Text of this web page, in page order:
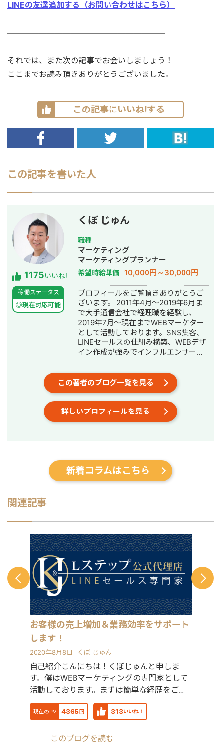
LINEの友達追加する（お問い合わせはこちら）
————————————————————
それでは、また次の記事でお会いしましょう！
ここまでお読み頂きありがとうございました。
この記事にいいね!する
この記事を書いた人
1175いいね!
稼働ステータス
◎現在対応可能
くぼ じゅん
職種
マーケティング
マーケティングプランナー
希望時給単価 10,000円～30,000円
プロフィールをご覧頂きありがとうご
ざいます。 2011年4月～2019年6月ま
で大手通信会社で経理職を経験し、
2019年7月～現在までWEBマーケター
として活動しております。SNS集客、
LINEセールスの仕組み構築、WEBデザ
イン作成が強みでインフルエンサーの
などの実績がございます。
この著者のブログ一覧を見る
詳しいプロフィールを見る
新着コラムはこちら
関連記事
お客様の売上増加＆業務効率をサポート
します！
2020年8月8日 くぼ じゅん
現在のPV 4365回 313いいね！
自己紹介こんにちは！くぼじゅんと申しま
す。僕はWEBマーケティングの専門家として
活動しております。まずは簡単な経歴をご紹
介させて頂きます。北
このブログを読む